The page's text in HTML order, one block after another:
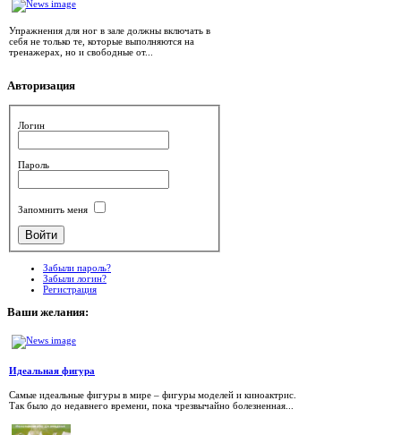
Упражнения для ног в зале должны включать в
себя не только те, которые выполняются на
тренажерах, но и свободные от...
Авторизация
Логин
Пароль
Запомнить меня
Забыли пароль?
Забыли логин?
Регистрация
Ваши желания:
Идеальная фигура
Самые идеальные фигуры в мире – фигуры моделей и киноактрис.
Так было до недавнего времени, пока чрезвычайно болезненная...